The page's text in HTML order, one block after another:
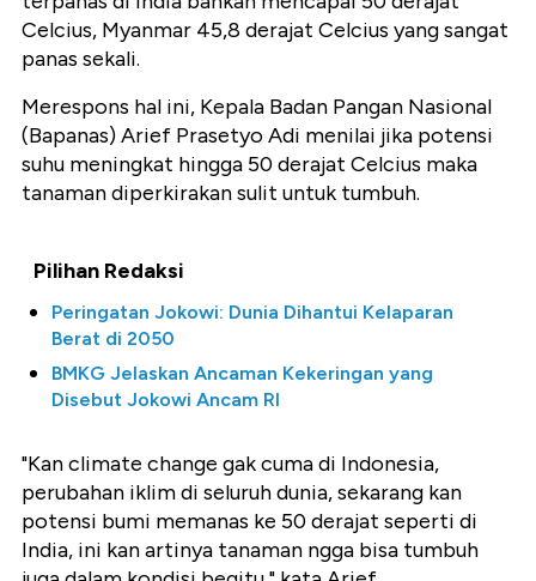
Celcius, Myanmar 45,8 derajat Celcius yang sangat
panas sekali.
Merespons hal ini, Kepala Badan Pangan Nasional
(Bapanas) Arief Prasetyo Adi menilai jika potensi
suhu meningkat hingga 50 derajat Celcius maka
tanaman diperkirakan sulit untuk tumbuh.
Pilihan Redaksi
Peringatan Jokowi: Dunia Dihantui Kelaparan
Berat di 2050
BMKG Jelaskan Ancaman Kekeringan yang
Disebut Jokowi Ancam RI
"Kan climate change gak cuma di Indonesia,
perubahan iklim di seluruh dunia, sekarang kan
potensi bumi memanas ke 50 derajat seperti di
India, ini kan artinya tanaman ngga bisa tumbuh